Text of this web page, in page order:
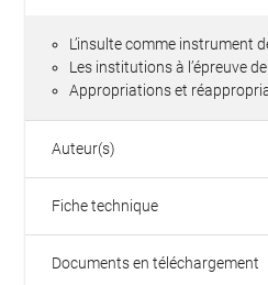
L’insulte comme instrument
Les institutions à l’épreuve de
Appropriations et
Auteur(s)
Fiche technique
Documents en téléchargement